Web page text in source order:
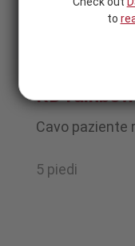
RD
Cavo paziente
5 piedi
to